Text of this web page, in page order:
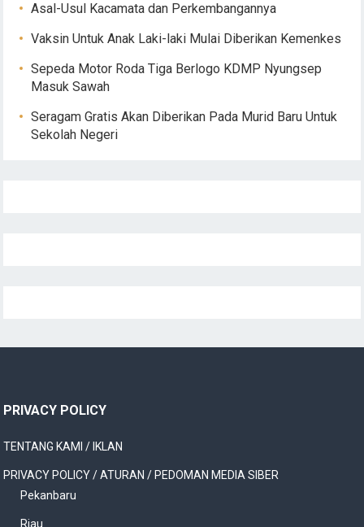
Asal-Usul Kacamata dan Perkembangannya
Vaksin Untuk Anak Laki-laki Mulai Diberikan Kemenkes
Sepeda Motor Roda Tiga Berlogo KDMP Nyungsep
Masuk Sawah
Seragam Gratis Akan Diberikan Pada Murid Baru Untuk
Sekolah Negeri
PRIVACY POLICY
TENTANG KAMI / IKLAN
PRIVACY POLICY / ATURAN / PEDOMAN MEDIA SIBER
Pekanbaru
Riau